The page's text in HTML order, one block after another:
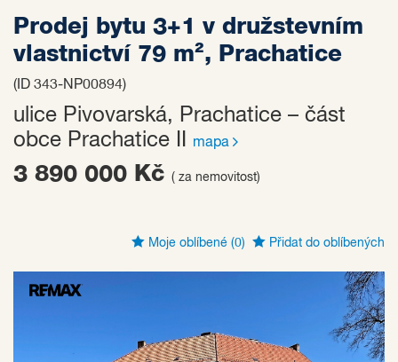
Prodej bytu 3+1 v družstevním
vlastnictví 79 m², Prachatice
(ID 343-NP00894)
ulice Pivovarská, Prachatice – část
obce Prachatice II
mapa
3 890 000 Kč ( za nemovitost)
Moje oblíbené (0) Přidat do oblíbených